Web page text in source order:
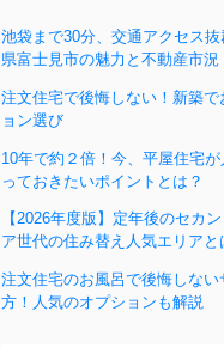
池袋まで30分、交通アクセス
県富士見市の魅力と不動産市況
注文住宅で後悔しない！新築
ョン選び
10年で約２倍！今、平屋住宅
っておきたいポイントとは？
【2026年度版】定年後のセカ
ア世代の住み替え人気エリアと
注文住宅のお風呂で後悔しな
方！人気のオプションも解説